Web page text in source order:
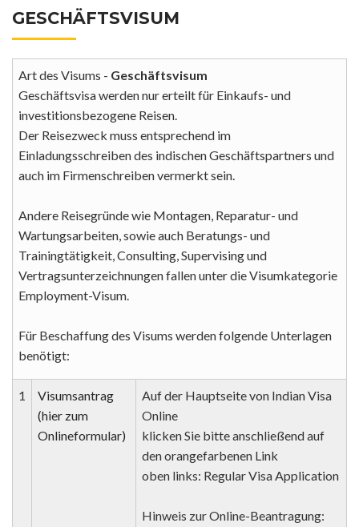
GESCHÄFTSVISUM
Art des Visums - Geschäftsvisum
Geschäftsvisa werden nur erteilt für Einkaufs- und
investitionsbezogene Reisen.
Der Reisezweck muss entsprechend im
Einladungsschreiben des indischen Geschäftspartners und
auch im Firmenschreiben vermerkt sein.
Andere Reisegründe wie Montagen, Reparatur- und
Wartungsarbeiten, sowie auch Beratungs- und
Trainingtätigkeit, Consulting, Supervising und
Vertragsunterzeichnungen fallen unter die Visumkategorie
Employment-Visum.
Für Beschaffung des Visums werden folgende Unterlagen
benötigt:
1
Visumsantrag
(hier zum
Onlineformular)
Auf der Hauptseite von Indian Visa
Online
klicken Sie bitte anschließend auf
den orangefarbenen Link
oben links: Regular Visa Application
Hinweis zur Online-Beantragung: